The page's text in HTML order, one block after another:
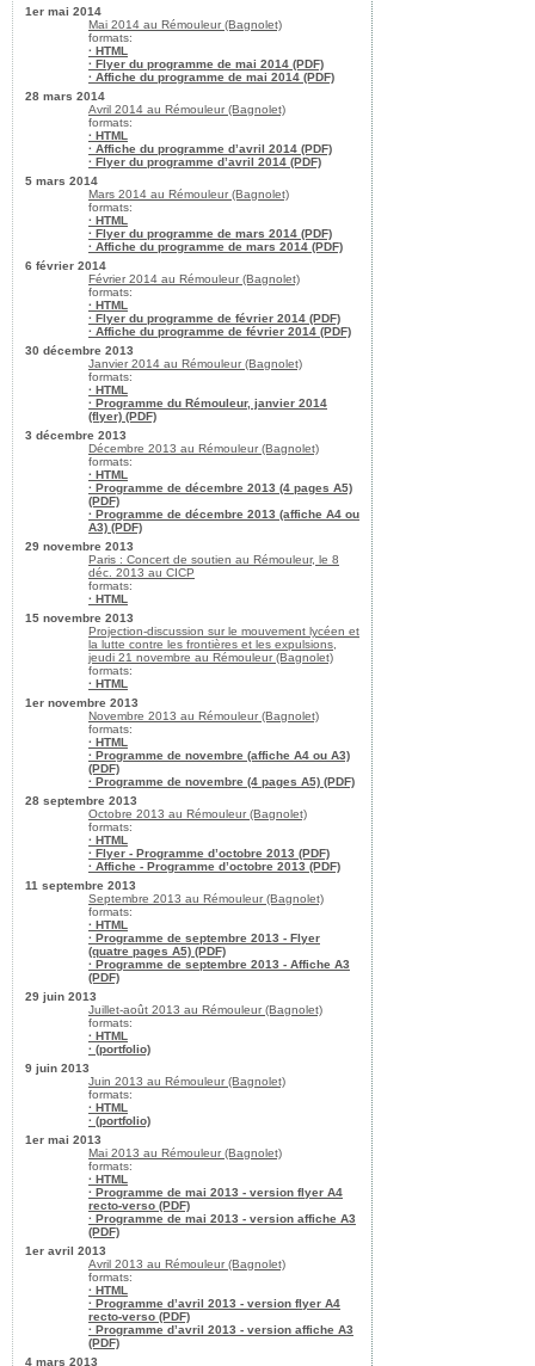
1er mai 2014
Mai 2014 au Rémouleur (Bagnolet)
formats:
· HTML
· Flyer du programme de mai 2014 (PDF)
· Affiche du programme de mai 2014 (PDF)
28 mars 2014
Avril 2014 au Rémouleur (Bagnolet)
formats:
· HTML
· Affiche du programme d’avril 2014 (PDF)
· Flyer du programme d’avril 2014 (PDF)
5 mars 2014
Mars 2014 au Rémouleur (Bagnolet)
formats:
· HTML
· Flyer du programme de mars 2014 (PDF)
· Affiche du programme de mars 2014 (PDF)
6 février 2014
Février 2014 au Rémouleur (Bagnolet)
formats:
· HTML
· Flyer du programme de février 2014 (PDF)
· Affiche du programme de février 2014 (PDF)
30 décembre 2013
Janvier 2014 au Rémouleur (Bagnolet)
formats:
· HTML
· Programme du Rémouleur, janvier 2014
(flyer) (PDF)
3 décembre 2013
Décembre 2013 au Rémouleur (Bagnolet)
formats:
· HTML
· Programme de décembre 2013 (4 pages A5)
(PDF)
· Programme de décembre 2013 (affiche A4 ou
A3) (PDF)
29 novembre 2013
Paris : Concert de soutien au Rémouleur, le 8
déc. 2013 au CICP
formats:
· HTML
15 novembre 2013
Projection-discussion sur le mouvement lycéen et
la lutte contre les frontières et les expulsions,
jeudi 21 novembre au Rémouleur (Bagnolet)
formats:
· HTML
1er novembre 2013
Novembre 2013 au Rémouleur (Bagnolet)
formats:
· HTML
· Programme de novembre (affiche A4 ou A3)
(PDF)
· Programme de novembre (4 pages A5) (PDF)
28 septembre 2013
Octobre 2013 au Rémouleur (Bagnolet)
formats:
· HTML
· Flyer - Programme d’octobre 2013 (PDF)
· Affiche - Programme d’octobre 2013 (PDF)
11 septembre 2013
Septembre 2013 au Rémouleur (Bagnolet)
formats:
· HTML
· Programme de septembre 2013 - Flyer
(quatre pages A5) (PDF)
· Programme de septembre 2013 - Affiche A3
(PDF)
29 juin 2013
Juillet-août 2013 au Rémouleur (Bagnolet)
formats:
· HTML
· (portfolio)
9 juin 2013
Juin 2013 au Rémouleur (Bagnolet)
formats:
· HTML
· (portfolio)
1er mai 2013
Mai 2013 au Rémouleur (Bagnolet)
formats:
· HTML
· Programme de mai 2013 - version flyer A4
recto-verso (PDF)
· Programme de mai 2013 - version affiche A3
(PDF)
1er avril 2013
Avril 2013 au Rémouleur (Bagnolet)
formats:
· HTML
· Programme d’avril 2013 - version flyer A4
recto-verso (PDF)
· Programme d’avril 2013 - version affiche A3
(PDF)
4 mars 2013